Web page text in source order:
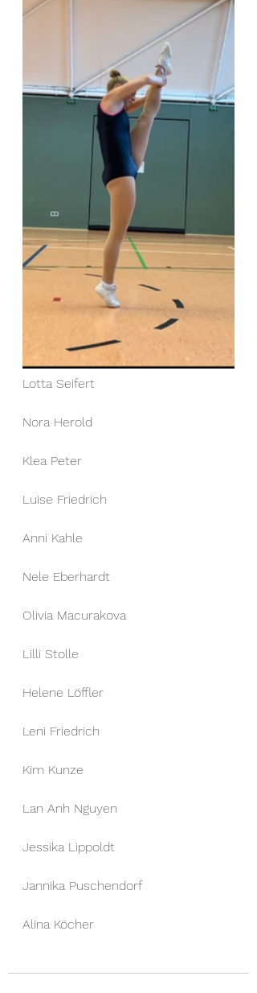
Lotta Seifert
Nora Herold
Klea Peter
Luise Friedrich
Anni Kahle
Nele Eberhardt
Olivia Macurakova
Lilli Stolle
Helene Löffler
Leni Friedrich
Kim Kunze
Lan Anh Nguyen
Jessika Lippoldt
Jannika Puschendorf
Alina Köcher